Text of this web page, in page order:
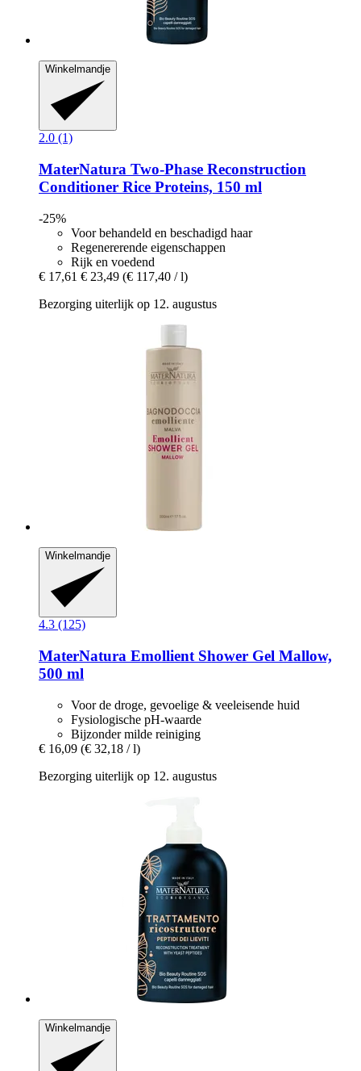
Winkelmandje
2.0 (1)
MaterNatura Two-​Phase Reconstruction
Conditioner Rice Proteins, 150 ml
-25%
Voor behandeld en beschadigd haar
Regenererende eigenschappen
Rijk en voedend
€ 17,61 € 23,49 (€ 117,40 / l)
Bezorging uiterlijk op 12. augustus
Winkelmandje
4.3 (125)
MaterNatura Emollient Shower Gel Mallow,
500 ml
Voor de droge, gevoelige & veeleisende huid
Fysiologische pH-waarde
Bijzonder milde reiniging
€ 16,09 (€ 32,18 / l)
Bezorging uiterlijk op 12. augustus
Winkelmandje